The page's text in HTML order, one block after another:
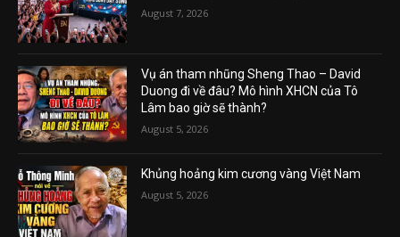
August 7, 2026
Vụ án tham nhũng Sheng Thao – David
Duong đi về đâu? Mô hình XHCN của Tô
Lâm bao giờ sẽ thành?
August 5, 2026
Khủng hoảng kim cương vàng Việt Nam
August 5, 2026